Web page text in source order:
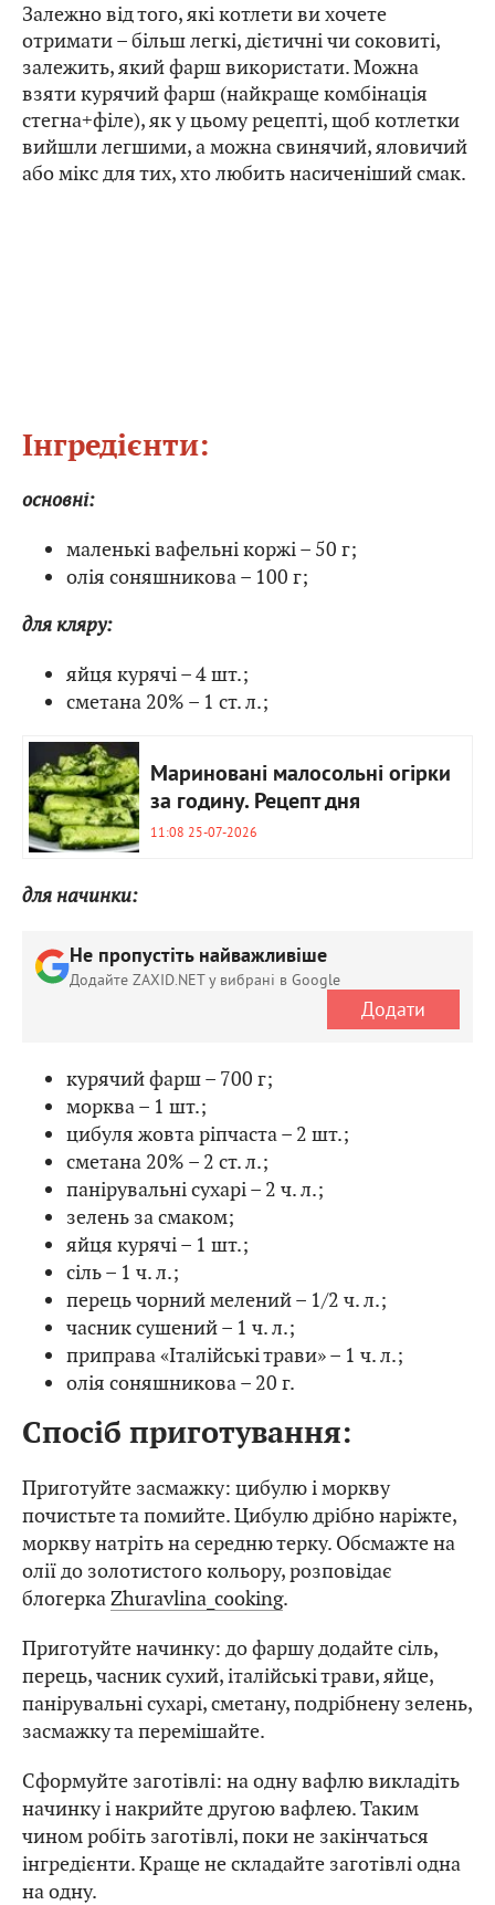
Залежно від того, які котлети ви хочете
отримати – більш легкі, дієтичні чи соковиті,
залежить, який фарш використати. Можна
взяти курячий фарш (найкраще комбінація
стегна+філе), як у цьому рецепті, щоб котлетки
вийшли легшими, а можна свинячий, яловичий
або мікс для тих, хто любить насиченіший смак.
Інгредієнти:
основні:
маленькі вафельні коржі – 50 г;
олія соняшникова – 100 г;
для кляру:
яйця курячі – 4 шт.;
сметана 20% – 1 ст. л.;
Мариновані малосольні огірки
за годину. Рецепт дня
11:08 25-07-2026
для начинки:
Не пропустіть найважливіше
Додайте ZAXID.NET у вибрані в Google
Додати
курячий фарш – 700 г;
морква – 1 шт.;
цибуля жовта ріпчаста – 2 шт.;
сметана 20% – 2 ст. л.;
панірувальні сухарі – 2 ч. л.;
зелень за смаком;
яйця курячі – 1 шт.;
сіль – 1 ч. л.;
перець чорний мелений – 1/2 ч. л.;
часник сушений – 1 ч. л.;
приправа «Італійські трави» – 1 ч. л.;
олія соняшникова – 20 г.
Спосіб приготування:
Приготуйте засмажку: цибулю і моркву
почистьте та помийте. Цибулю дрібно наріжте,
моркву натріть на середню терку. Обсмажте на
олії до золотистого кольору, розповідає
блогеркаZhuravlina_cooking.
Приготуйте начинку: до фаршу додайте сіль,
перець, часник сухий, італійські трави, яйце,
панірувальні сухарі, сметану, подрібнену зелень,
засмажку та перемішайте.
Сформуйте заготівлі: на одну вафлю викладіть
начинку і накрийте другою вафлею. Таким
чином робіть заготівлі, поки не закінчаться
інгредієнти. Краще не складайте заготівлі одна
на одну.